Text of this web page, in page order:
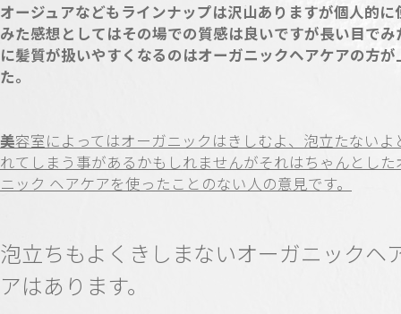
オージュアなどもラインナップは沢山ありますが個人的に
みた感想としてはその場での質感は良いですが長い目でみ
に髪質が扱いやすくなるのはオーガニックヘアケアの方が
た。
美容室によってはオーガニックはきしむよ、泡立たないよ
れてしまう事があるかもしれませんがそれはちゃんとした
ニック ヘアケアを使ったことのない人の意見です。
泡立ちもよくきしまないオーガニックヘ
アはあります。